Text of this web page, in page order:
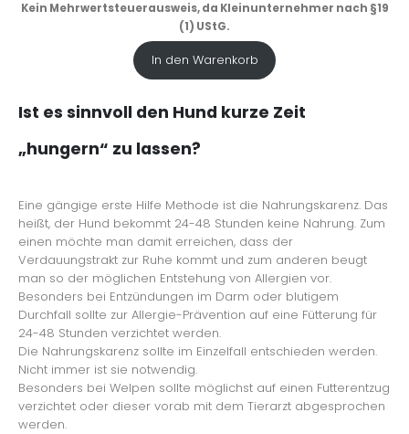
Kein Mehrwertsteuerausweis, da Kleinunternehmer nach §19
(1) UStG.
In den Warenkorb
Ist es sinnvoll den Hund kurze Zeit
„hungern“ zu lassen?
Eine gängige erste Hilfe Methode ist die Nahrungskarenz. Das
heißt, der Hund bekommt 24-48 Stunden keine Nahrung. Zum
einen möchte man damit erreichen, dass der
Verdauungstrakt zur Ruhe kommt und zum anderen beugt
man so der möglichen Entstehung von Allergien vor.
Besonders bei Entzündungen im Darm oder blutigem
Durchfall sollte zur Allergie-Prävention auf eine Fütterung für
24-48 Stunden verzichtet werden.
Die Nahrungskarenz sollte im Einzelfall entschieden werden.
Nicht immer ist sie notwendig.
Besonders bei Welpen sollte möglichst auf einen Futterentzug
verzichtet oder dieser vorab mit dem Tierarzt abgesprochen
werden.